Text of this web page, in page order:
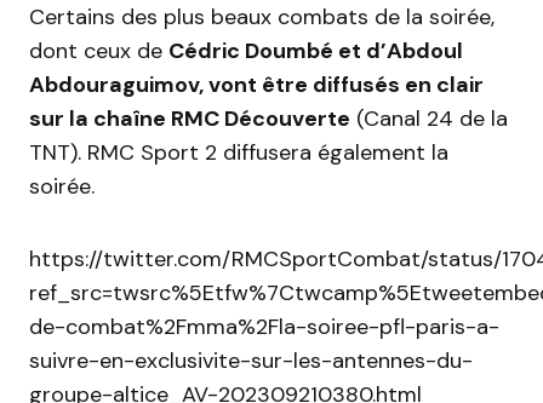
Certains des plus beaux combats de la soirée,
dont ceux de Cédric Doumbé et d’Abdoul
Abdouraguimov, vont être diffusés en clair
sur la chaîne RMC Découverte (Canal 24 de la
TNT). RMC Sport 2 diffusera également la
soirée.
https://twitter.com/RMCSportCombat/status/
de-combat%2Fmma%2Fla-soiree-pfl-paris-a-
suivre-en-exclusivite-sur-les-antennes-du-
groupe-altice_AV-202309210380.html